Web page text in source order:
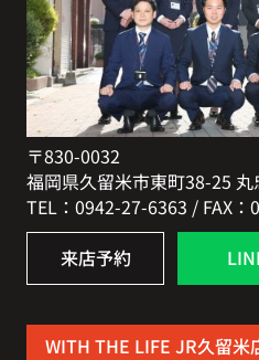
〒830-0032
福岡県久留米市東町38-25 丸
TEL：0942-27-6363 / FAX
来店予約
WITH THE LIFE JR久留米